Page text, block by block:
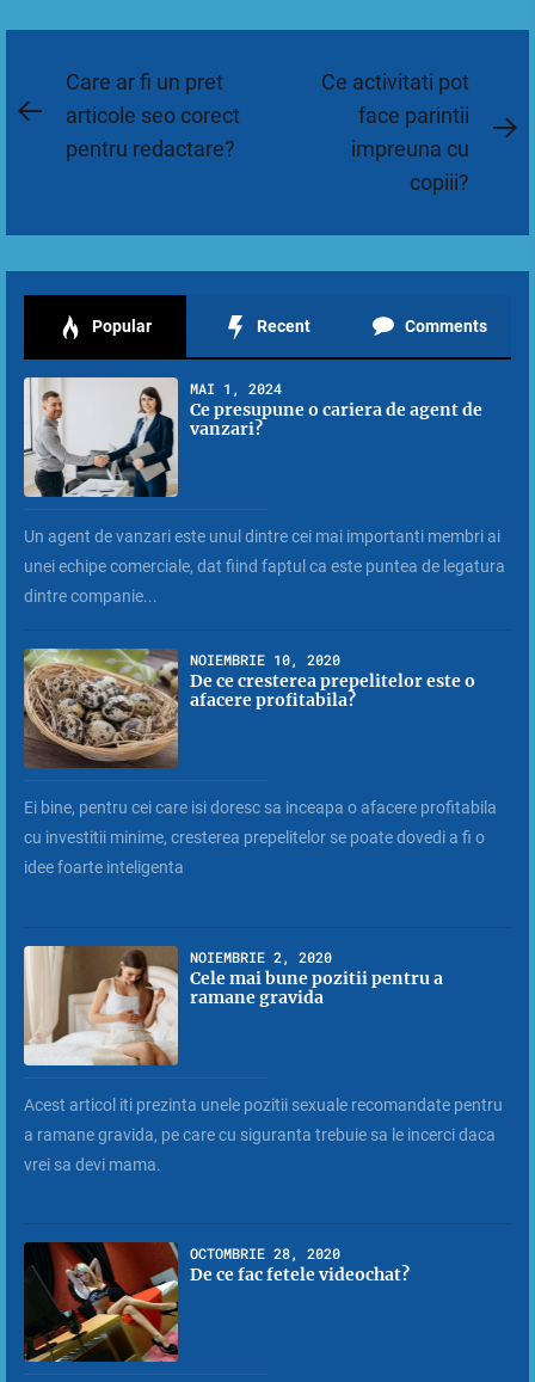
Navigare
în
articole
Previous
Care ar fi un pret
articole seo corect
pentru redactare?
Ce activitati pot
face parintii
impreuna cu
copiii?
Popular Recent Comments
MAI 1, 2024
Ce presupune o cariera de agent de
vanzari?
Un agent de vanzari este unul dintre cei mai importanti membri ai
unei echipe comerciale, dat fiind faptul ca este puntea de legatura
dintre companie...
NOIEMBRIE 10, 2020
De ce cresterea prepelitelor este o
afacere profitabila?
Ei bine, pentru cei care isi doresc sa inceapa o afacere profitabila
cu investitii minime, cresterea prepelitelor se poate dovedi a fi o
idee foarte inteligenta
NOIEMBRIE 2, 2020
Cele mai bune pozitii pentru a
ramane gravida
Acest articol iti prezinta unele pozitii sexuale recomandate pentru
a ramane gravida, pe care cu siguranta trebuie sa le incerci daca
vrei sa devi mama.
OCTOMBRIE 28, 2020
De ce fac fetele videochat?